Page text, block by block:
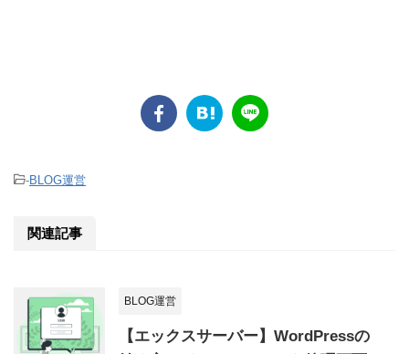
-BLOG運営
関連記事
BLOG運営
【エックスサーバー】WordPressの